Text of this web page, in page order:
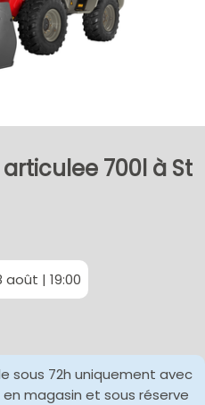
700l à St
août | 19:00
sous 72h uniquement avec
magasin et sous réserve